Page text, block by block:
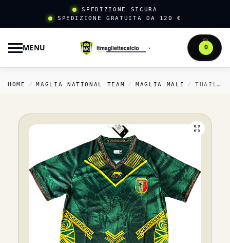
SPEDIZIONE SICURA
SPEDIZIONE GRATUITA DA 120 €
MENU 0
HOME / MAGLIA NATIONAL TEAM / MAGLIA MALI / THAILANDIA TRASFERTA MAGLIA MALI 2026 VERDE